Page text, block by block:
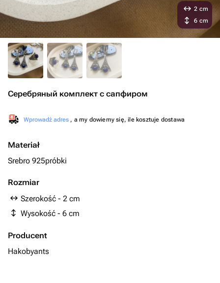
Серебряный комплект с сапфиром
Wprowadź adres , a my dowiemy się, ile kosztuje dostawa
Materiał
Srebro 925próbki
Rozmiar
Szerokość - 2 cm
Wysokość - 6 cm
Producent
Hakobyants
2 cm
6 cm